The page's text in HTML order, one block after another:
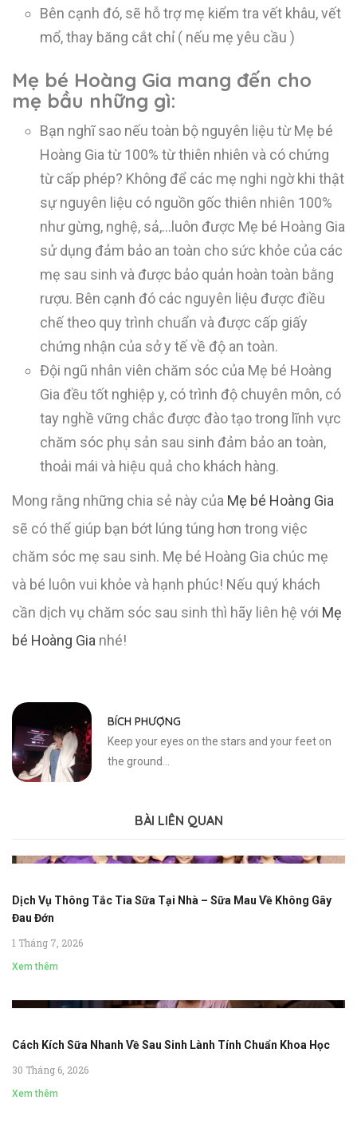
Bên cạnh đó, sẽ hỗ trợ mẹ kiểm tra vết khâu, vết
mổ, thay băng cắt chỉ ( nếu mẹ yêu cầu )
Mẹ bé Hoàng Gia mang đến cho
mẹ bầu những gì:
Bạn nghĩ sao nếu toàn bộ nguyên liệu từ Mẹ bé
Hoàng Gia từ 100% từ thiên nhiên và có chứng
từ cấp phép? Không để các mẹ nghi ngờ khi thật
sự nguyên liệu có nguồn gốc thiên nhiên 100%
như gừng, nghệ, sả,…luôn được Mẹ bé Hoàng Gia
sử dụng đảm bảo an toàn cho sức khỏe của các
mẹ sau sinh và được bảo quản hoàn toàn bằng
rượu. Bên cạnh đó các nguyên liệu được điều
chế theo quy trình chuẩn và được cấp giấy
chứng nhận của sở y tế về độ an toàn.
Đội ngũ nhân viên chăm sóc của Mẹ bé Hoàng
Gia đều tốt nghiệp y, có trình độ chuyên môn, có
tay nghề vững chắc được đào tạo trong lĩnh vực
chăm sóc phụ sản sau sinh đảm bảo an toàn,
thoải mái và hiệu quả cho khách hàng.
Mong rằng những chia sẻ này của Mẹ bé Hoàng Gia
sẽ có thể giúp bạn bớt lúng túng hơn trong việc
chăm sóc mẹ sau sinh. Mẹ bé Hoàng Gia chúc mẹ
và bé luôn vui khỏe và hạnh phúc! Nếu quý khách
cần dịch vụ chăm sóc sau sinh thì hãy liên hệ với Mẹ
bé Hoàng Gia nhé!
BÍCH PHƯỢNG
Keep your eyes on the stars and your feet on
the ground...
BÀI LIÊN QUAN
Dịch Vụ Thông Tắc Tia Sữa Tại Nhà – Sữa Mau Về Không Gây
Đau Đớn
1 Tháng 7, 2026
Xem thêm
Cách Kích Sữa Nhanh Về Sau Sinh Lành Tính Chuẩn Khoa Học
30 Tháng 6, 2026
Xem thêm